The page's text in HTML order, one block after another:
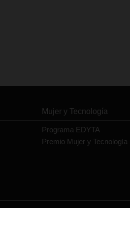
Mujer y Tecnología
Programa EDYTA
Premio Mujer y Tecnología